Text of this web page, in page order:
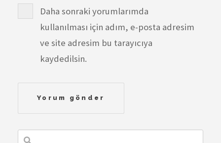
Daha sonraki yorumlarımda
kullanılması için adım, e-posta adresim
ve site adresim bu tarayıcıya
kaydedilsin.